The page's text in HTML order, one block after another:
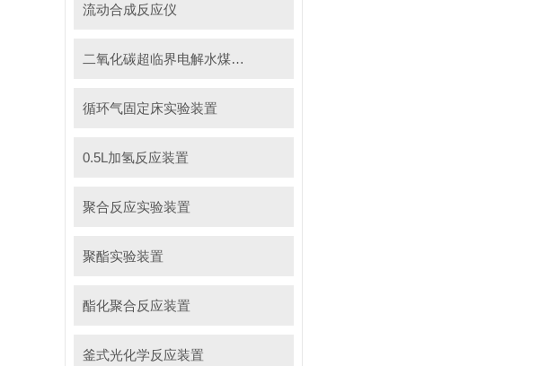
流动合成反应仪
二氧化碳超临界电解水煤浆制甲烷装置
循环气固定床实验装置
0.5L加氢反应装置
聚合反应实验装置
聚酯实验装置
酯化聚合反应装置
釜式光化学反应装置